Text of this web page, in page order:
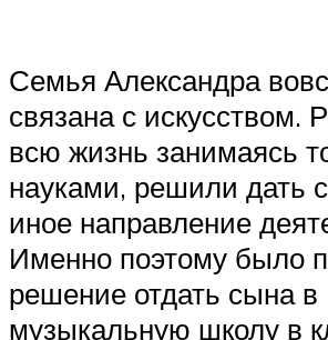
Семья Александра
связана с искусством.
всю жизнь занимаясь
науками, решили дать
иное направление
Именно поэтому было
решение отдать сына в
музыкальную школу в